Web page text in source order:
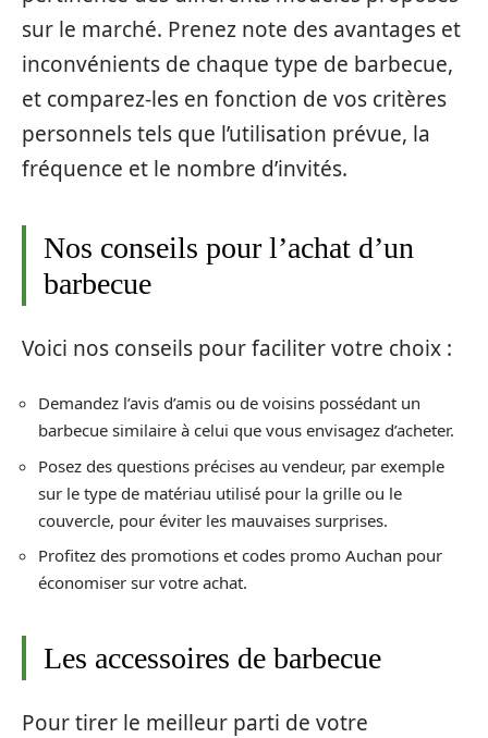
sur le marché. Prenez note des avantages et
inconvénients de chaque type de barbecue,
et comparez-les en fonction de vos critères
personnels tels que l’utilisation prévue, la
fréquence et le nombre d’invités.
Nos conseils pour l’achat d’un
barbecue
Voici nos conseils pour faciliter votre choix :
Demandez l’avis d’amis ou de voisins possédant un
barbecue similaire à celui que vous envisagez d’acheter.
Posez des questions précises au vendeur, par exemple
sur le type de matériau utilisé pour la grille ou le
couvercle, pour éviter les mauvaises surprises.
Profitez des promotions et codes promo Auchan pour
économiser sur votre achat.
Les accessoires de barbecue
Pour tirer le meilleur parti de votre